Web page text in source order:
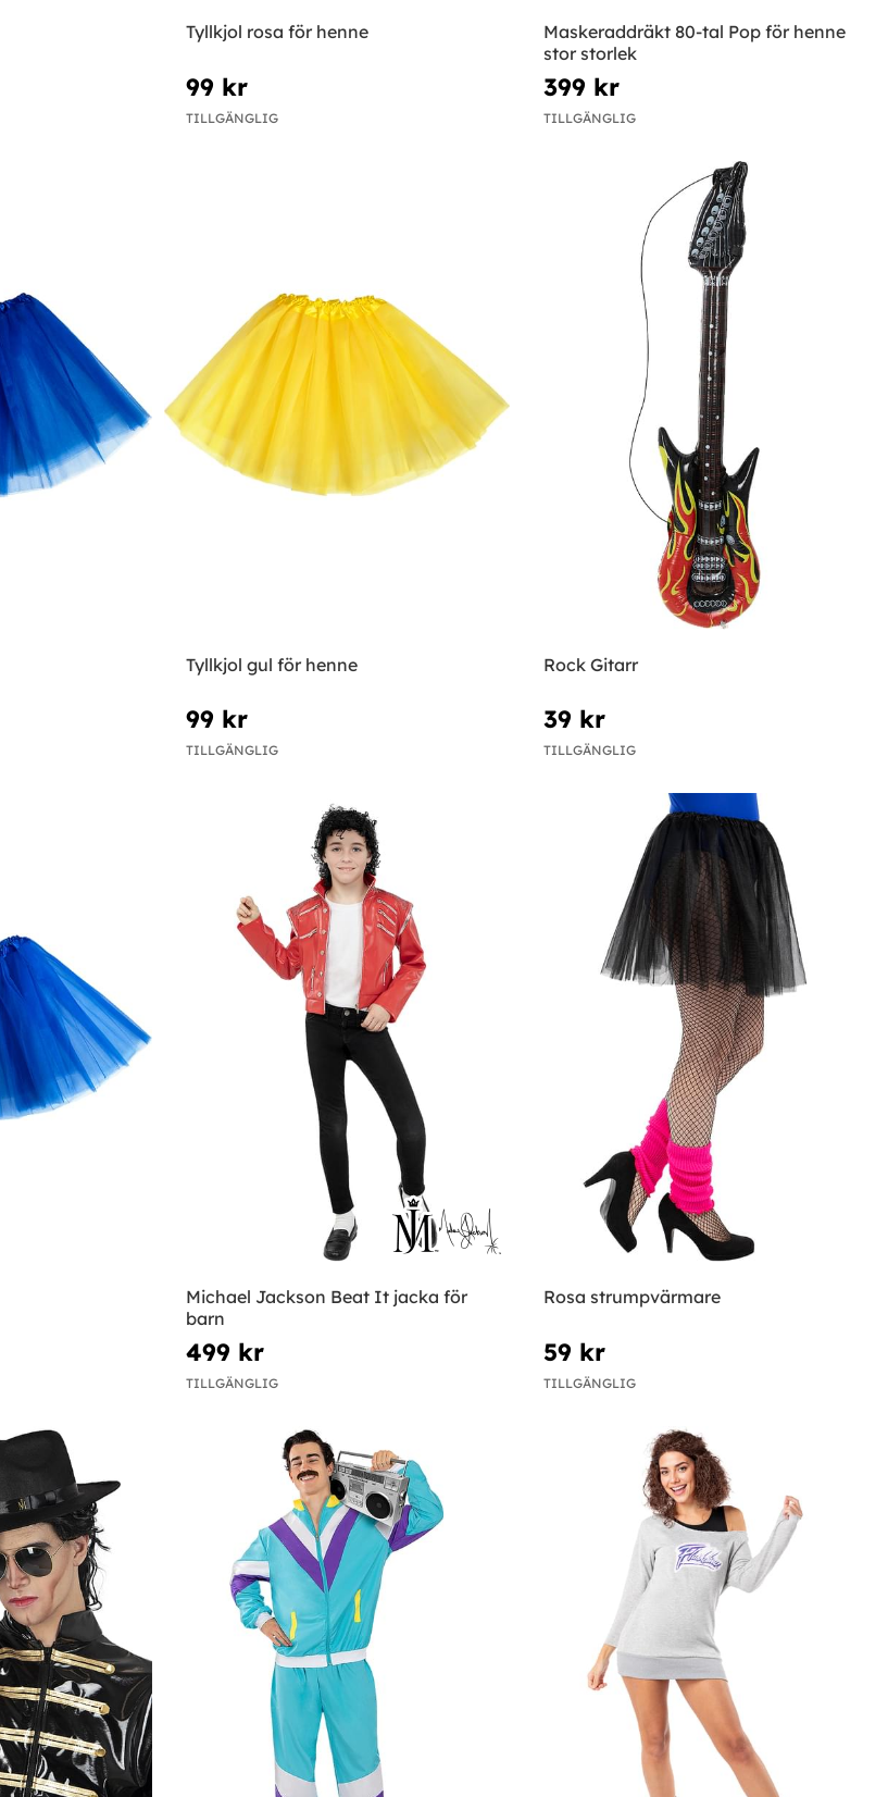
Tyllkjol rosa för henne
99 kr
TILLGÄNGLIG
Maskeraddräkt 80-tal Pop för henne
stor storlek
399 kr
TILLGÄNGLIG
Tyllkjol gul för henne
99 kr
TILLGÄNGLIG
Rock Gitarr
39 kr
TILLGÄNGLIG
Michael Jackson Beat It jacka för
barn
499 kr
TILLGÄNGLIG
Rosa strumpvärmare
59 kr
TILLGÄNGLIG